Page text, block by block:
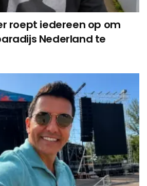
roept iedereen op om
Nederland te